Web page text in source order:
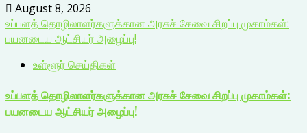
August 8, 2026
உப்பளத் தொழிலாளர்களுக்கான அரசுச் சேவை சிறப்பு முகாம்கள்:
பயனடைய ஆட்சியர் அழைப்பு!
உள்ளூர் செய்திகள்
உப்பளத் தொழிலாளர்களுக்கான அரசுச் சேவை சிறப்பு முகாம்கள்:
பயனடைய ஆட்சியர் அழைப்பு!